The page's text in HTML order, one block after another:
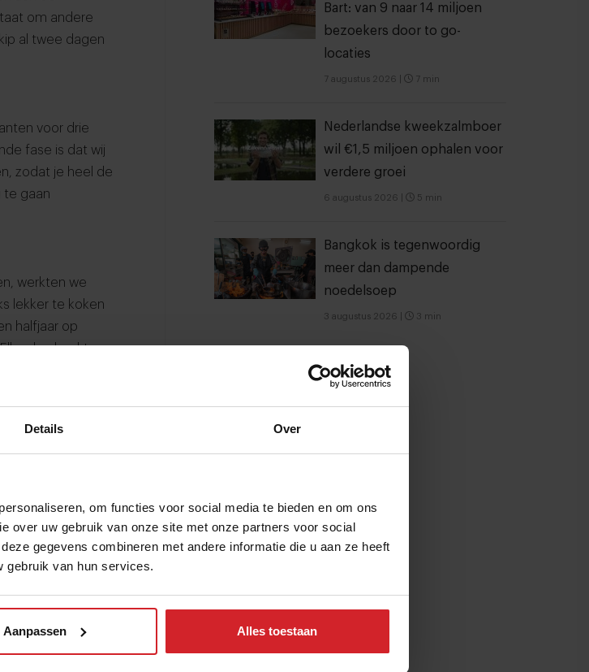
Details Over
om functies voor social media te bieden en om ons
over uw gebruik van onze site met onze partners voor social
gegevens combineren met andere informatie die u aan ze heeft
gebruik van hun services.
Aanpassen Alles toestaan
om andere
al twee dagen
voor drie
fase is dat wij
zodat je heel de
te gaan
werkten we
lekker te koken
halfjaar op
dag kookte
vrienden die
een weekje
‘Kan je dit niet
te koken?’
veel behoefte
Bart: van 9 naar 14 miljoen
bezoekers door to go-
locaties
7 augustus 2026 7 min
Nederlandse kweekzalmboer
wil €1,5 miljoen ophalen voor
verdere groei
6 augustus 2026 5 min
Bangkok is tegenwoordig
meer dan dampende
noedelsoep
3 augustus 2026 3 min